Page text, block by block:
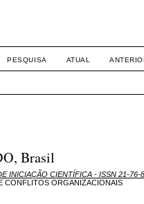
PESQUISA ATUAL
Brasil
INICIAÇÃO CIENTÍFICA - ISSN 21-76-
CONFLITOS ORGANIZACIONAIS